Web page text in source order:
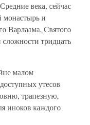
века, сейчас
монастырь и
Варлаама, Святого
тридцать
малом
утесов
трапезную,
иноков каждого